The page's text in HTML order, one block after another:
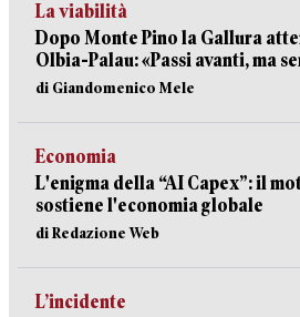
La viabilità
Dopo Monte Pino la Gallura
Olbia-Palau: «Passi avanti, ma
di Giandomenico Mele
Economia
L'enigma della “AI Capex”: il
sostiene l'economia globale
di Redazione Web
L’incidente